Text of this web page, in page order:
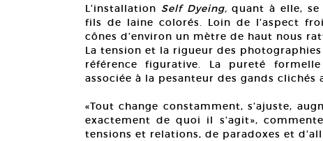
L’installation Self Dyeing, quant à elle,
fils de laine colorés. Loin de l’aspect
cônes d’environ un mètre de haut nous
La tension et la rigueur des
référence figurative. La pureté
associée à la pesanteur des gands clichés
«Tout change constamment, s’ajuste,
exactement de quoi il s’agit»,
tensions et relations, de paradoxes et